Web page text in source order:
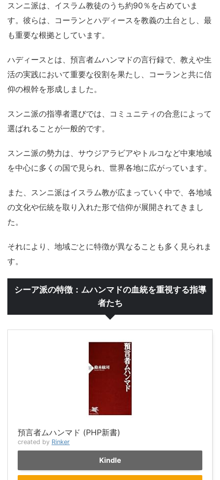
スンニ派は、イスラム教徒のうち約90％を占めていま
す。彼らは、コーランとハディースを教義の土台とし、最
も重要な根拠としています。
ハディースとは、預言者ムハンマドの言行録で、教えや生
活の実践において重要な役割を果たし、コーランと共に信
仰の根幹を形成しました。
スンニ派の指導者選びでは、コミュニティの合意によって
選ばれることが一般的です。
スンニ派の勢力は、サウジアラビアやトルコなど中東地域
を中心に多くの国で見られ、世界各地に広がっています。
また、スンニ派はイスラム教が広まっていく中で、各地域
の文化や伝統を取り入れた形で信仰が展開されてきまし
た。
それにより、地域ごとに特徴が異なることも多く見られま
す。
シーア派の特徴：ムハンマドの血統を重視する指導
者たち
預言者ムハンマド (PHP新書)
created by Rinker
Kindle